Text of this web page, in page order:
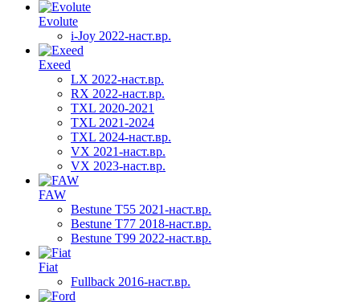
Evolute
i-Joy 2022-наст.вр.
Exeed
LX 2022-наст.вр.
RX 2022-наст.вр.
TXL 2020-2021
TXL 2021-2024
TXL 2024-наст.вр.
VX 2021-наст.вр.
VX 2023-наст.вр.
FAW
Bestune T55 2021-наст.вр.
Bestune T77 2018-наст.вр.
Bestune T99 2022-наст.вр.
Fiat
Fullback 2016-наст.вр.